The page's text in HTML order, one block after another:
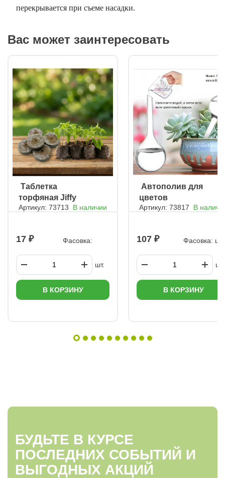
перекрывается при съеме насадки.
Вас может заинтересовать
ㅤ Таблетка
торфяная Jiffy
33мм
Артикул: 73713 В наличии
17 Фасовка:
шт.
В КОРЗИНУ
ㅤ Автополив для
цветов
Артикул: 73817 В
107 Фасовка: шт
шт.
В КОРЗИНУ
БУДЬТЕ В КУРСЕ
ПОСЛЕДНИХ СОБЫТИЙ И
ВЫГОДНЫХ АКЦИЙ